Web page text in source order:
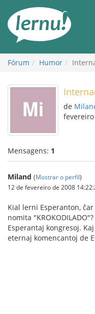
conteúdo
Fórum Humor
de
Mensagens: 1
Miland (Mostrar o perfil)
12 de fevereiro de 2008
Kial lerni Esperanton,
nomita
Esperantaj kongresoj.
eternaj komencantoj de